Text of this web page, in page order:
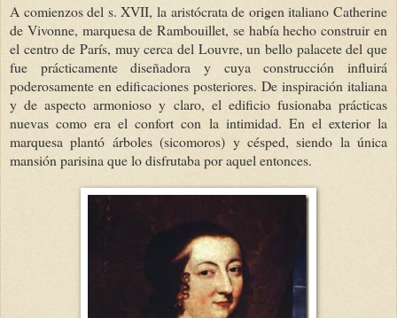
A comienzos del s. XVII, la aristócrata de origen italiano Catherine
de Vivonne, marquesa de Rambouillet, se había hecho construir en
el centro de París, muy cerca del Louvre, un bello palacete del que
fue prácticamente diseñadora y cuya construcción influirá
poderosamente en edificaciones posteriores. De inspiración italiana
y de aspecto armonioso y claro, el edificio fusionaba prácticas
nuevas como era el confort con la intimidad. En el exterior la
marquesa plantó árboles (sicomoros) y césped, siendo la única
mansión parisina que lo disfrutaba por aquel entonces.